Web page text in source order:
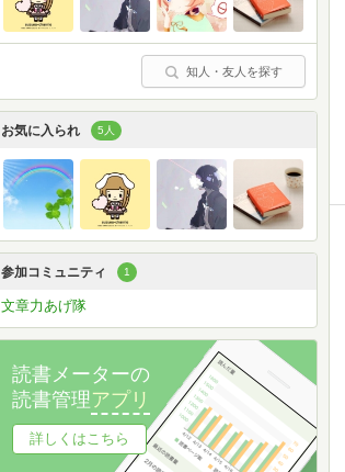
知人・友人を探す
お気に入られ 5人
参加コミュニティ 1
文章力あげ隊
読書メーターの
読書管理アプリ
詳しくはこちら